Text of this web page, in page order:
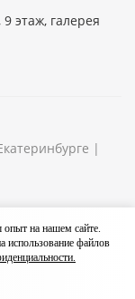
этаж, галерея
|
на нашем сайте.
использование файлов